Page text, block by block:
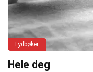
Lydbøker
Hele deg